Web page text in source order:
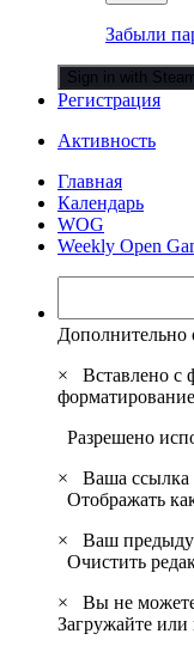
Забыли
Sign in with
Регистрация
Активность
Главная
Календарь
WOG
Weekly Open
Дополнительно
×
Вставлено с
форматирование
Разрешено
×
Ваша ссылка
Отображать
×
Ваш
Очистить
×
Вы не
Загружайте или